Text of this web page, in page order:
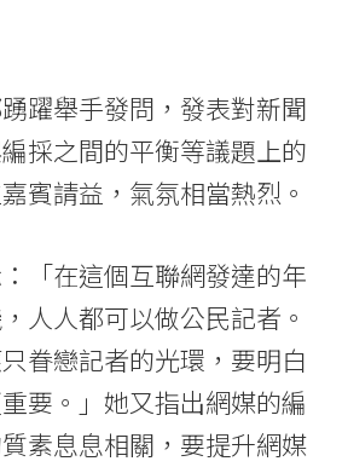
躍舉手發問，發表對新聞
採之間的平衡等議題上的
賓請益，氣氛相當熱烈。
「在這個互聯網發達的年
人人都可以做公民記者。
眷戀記者的光環，要明白
要。」她又指出網媒的編
素息息相關，要提升網媒